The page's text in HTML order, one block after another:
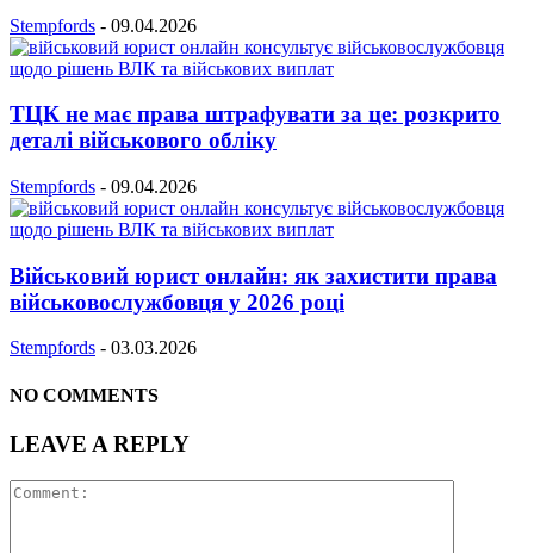
Stempfords - 09.04.2026
ТЦК не має права штрафувати за це: розкрито
деталі військового обліку
Stempfords - 09.04.2026
Військовий юрист онлайн: як захистити права
військовослужбовця у 2026 році
Stempfords - 03.03.2026
NO COMMENTS
LEAVE A REPLY